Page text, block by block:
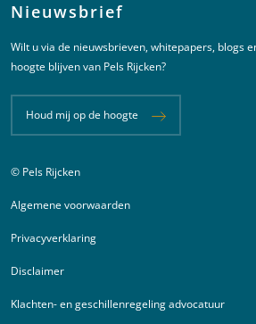
Nieuwsbrief
Wilt u via de nieuwsbrieven, whitepapers, blogs
hoogte blijven van Pels Rijcken?
Houd mij op de hoogte
Juridische informatie
© Pels Rijcken
Algemene voorwaarden
Privacyverklaring
Disclaimer
Klachten- en geschillenregeling advocatuur